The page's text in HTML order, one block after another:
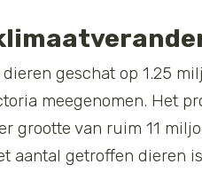
geschat op 1.25
meegenomen. Het
grootte van ruim 11
aantal getroffen dieren